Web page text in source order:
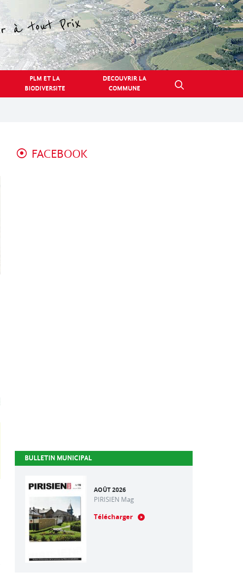
PLM ET LA
BIODIVERSITE
DECOUVRIR LA
COMMUNE
FACEBOOK
BULLETIN MUNICIPAL
AOÛT 2026
PIRISIEN Mag
Télécharger